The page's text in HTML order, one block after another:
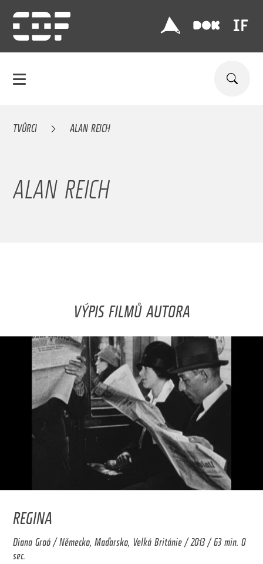
TVŮRCI ALAN REICH
ALAN REICH
VÝPIS FILMŮ AUTORA
REGINA
Diana Groó / Německo, Maďarsko, Velká Británie / 2013 / 63 min. 0
sec.